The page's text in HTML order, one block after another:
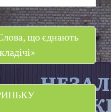
що єднають